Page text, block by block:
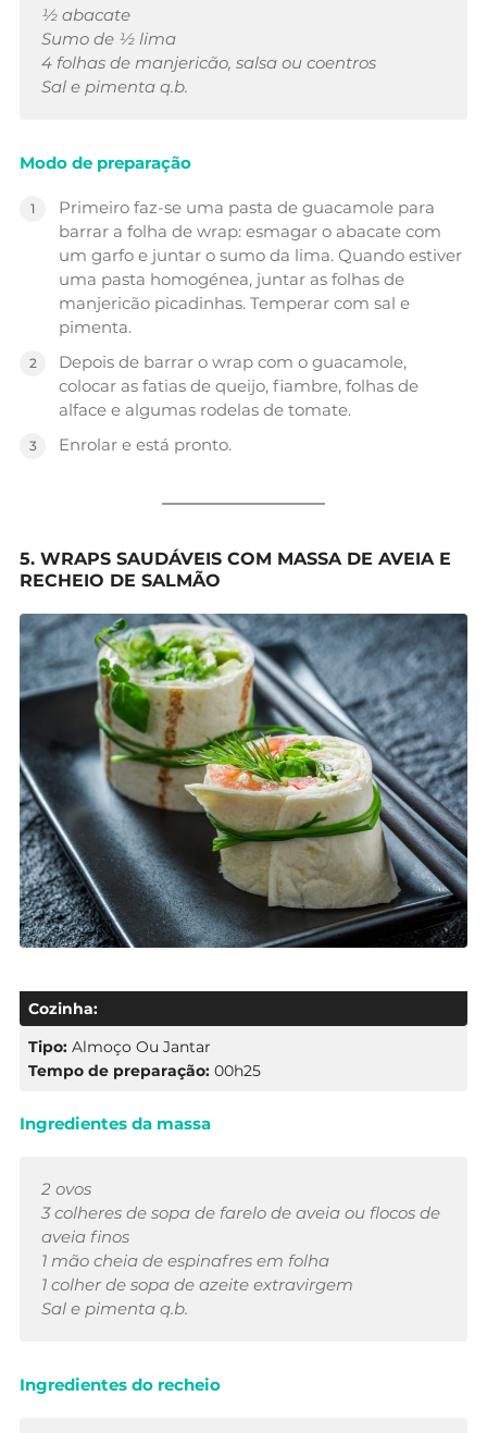
½ abacate
Sumo de ½ lima
4 folhas de manjericão, salsa ou coentros
Sal e pimenta q.b.
Modo de preparação
Primeiro faz-se uma pasta de guacamole para
barrar a folha de wrap: esmagar o abacate com
um garfo e juntar o sumo da lima. Quando estiver
uma pasta homogénea, juntar as folhas de
manjericão picadinhas. Temperar com sal e
pimenta.
Depois de barrar o wrap com o guacamole,
colocar as fatias de queijo, fiambre, folhas de
alface e algumas rodelas de tomate.
Enrolar e está pronto.
5. WRAPS SAUDÁVEIS COM MASSA DE AVEIA E
RECHEIO DE SALMÃO
Cozinha:
Tipo: Almoço Ou Jantar
Tempo de preparação: 00h25
Ingredientes da massa
2 ovos
3 colheres de sopa de farelo de aveia ou flocos de
aveia finos
1 mão cheia de espinafres em folha
1 colher de sopa de azeite extravirgem
Sal e pimenta q.b.
Ingredientes do recheio